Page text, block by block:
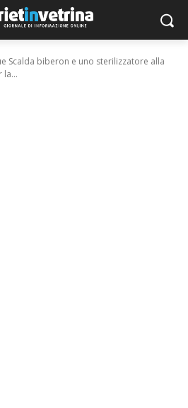
Scalda biberon e uno sterilizzatore alla
la...